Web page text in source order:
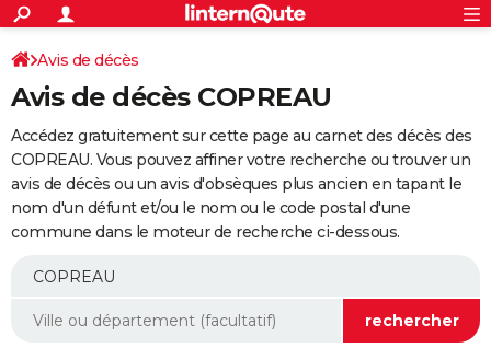
ACTUALITÉS
Politique
Société
Faits Divers
Education
Monde
Villes
+
SPORT
Coupe du monde 2026
Football
Tennis
Cyclisme
Rugby
Forum
Programme TV
TNT
Streaming
Cinéma
Sorties cinéma
Musique
+
FINANCE
Retraite
Epargne
Immobilier
Risques naturels par ville
Banque
Assurance
AUTO
Essais
Réserver un essai
Citadines
Berlines
SUV
Forum auto
+
Mobiles
Meilleur smartphone
Internet
Ordinateurs
Jeux vidéo
Guide high-tech
Aménagement intérieur
Avis de décès
Avis de décès COPREAU
Accédez gratuitement sur cette page au carnet des décès des
COPREAU. Vous pouvez affiner votre recherche ou trouver un
avis de décès ou un avis d'obsèques plus ancien en tapant le
nom d'un défunt et/ou le nom ou le code postal d'une
commune dans le moteur de recherche ci-dessous.